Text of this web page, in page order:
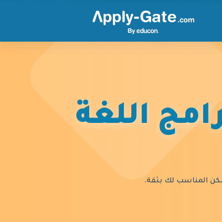
اللغة
المناسب لك بثقة.